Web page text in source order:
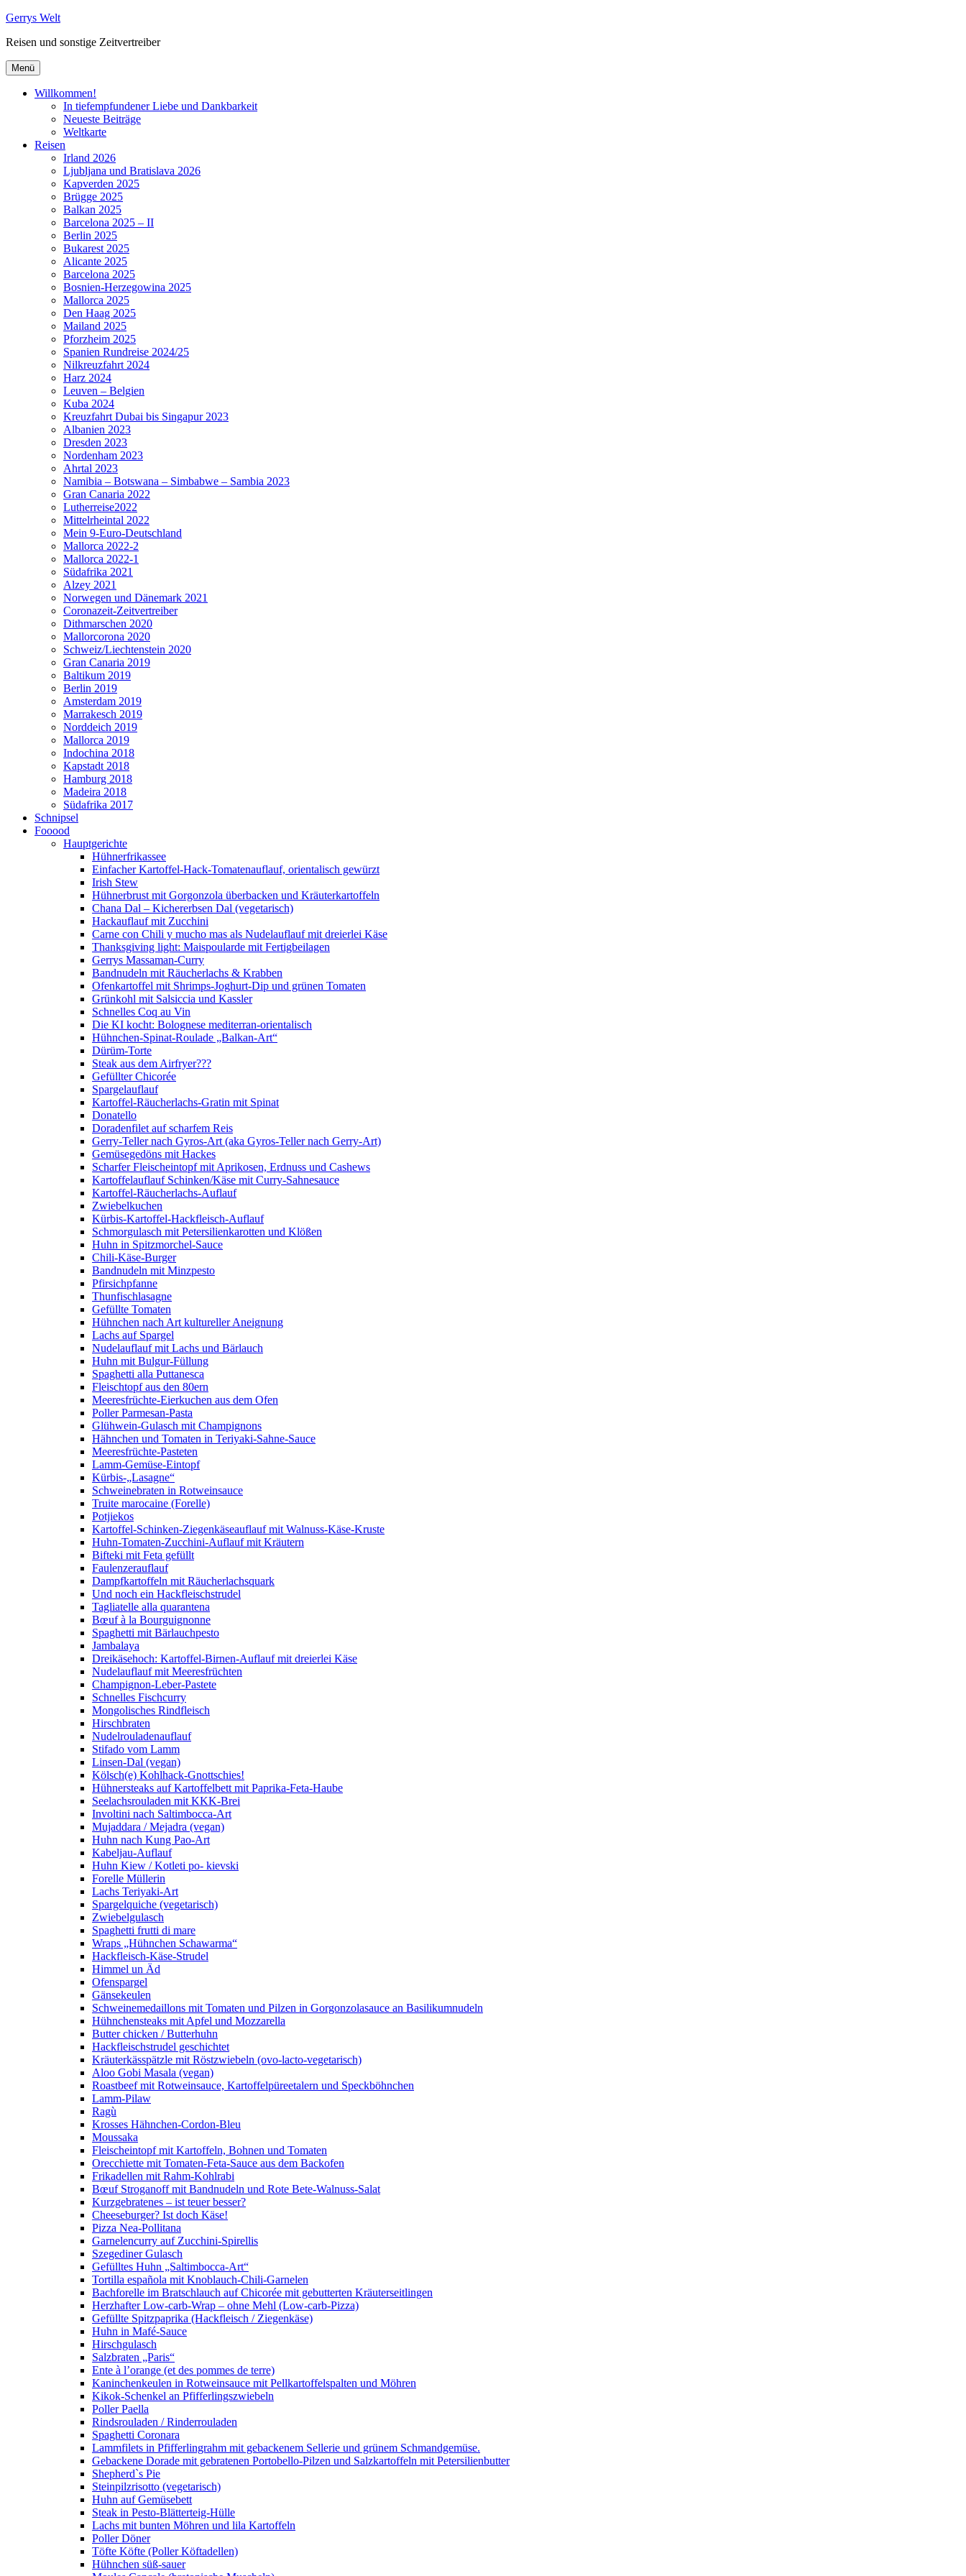
Zum
springen
Gerrys Welt
Reisen und sonstige Zeitvertreiber
Menü
Willkommen!
In tiefempfundener Liebe und Dankbarkeit
Neueste Beiträge
Weltkarte
Reisen
Irland 2026
Ljubljana und Bratislava 2026
Kapverden 2025
Brügge 2025
Balkan 2025
Barcelona 2025 – II
Berlin 2025
Bukarest 2025
Alicante 2025
Barcelona 2025
Bosnien-Herzegowina 2025
Mallorca 2025
Den Haag 2025
Mailand 2025
Pforzheim 2025
Spanien Rundreise 2024/25
Nilkreuzfahrt 2024
Harz 2024
Leuven – Belgien
Kuba 2024
Kreuzfahrt Dubai bis Singapur 2023
Albanien 2023
Dresden 2023
Nordenham 2023
Ahrtal 2023
Namibia – Botswana – Simbabwe – Sambia 2023
Gran Canaria 2022
Lutherreise2022
Mittelrheintal 2022
Mein 9-Euro-Deutschland
Mallorca 2022-2
Mallorca 2022-1
Südafrika 2021
Alzey 2021
Norwegen und Dänemark 2021
Coronazeit-Zeitvertreiber
Dithmarschen 2020
Mallorcorona 2020
Schweiz/Liechtenstein 2020
Gran Canaria 2019
Baltikum 2019
Berlin 2019
Amsterdam 2019
Marrakesch 2019
Norddeich 2019
Mallorca 2019
Indochina 2018
Kapstadt 2018
Hamburg 2018
Madeira 2018
Südafrika 2017
Schnipsel
Fooood
Hauptgerichte
Hühnerfrikassee
Einfacher Kartoffel-Hack-Tomatenauflauf, orientalisch gewürzt
Irish Stew
Hühnerbrust mit Gorgonzola überbacken und Kräuterkartoffeln
Chana Dal – Kichererbsen Dal (vegetarisch)
Hackauflauf mit Zucchini
Carne con Chili y mucho mas als Nudelauflauf mit dreierlei Käse
Thanksgiving light: Maispoularde mit Fertigbeilagen
Gerrys Massaman-Curry
Bandnudeln mit Räucherlachs & Krabben
Ofenkartoffel mit Shrimps-Joghurt-Dip und grünen Tomaten
Grünkohl mit Salsiccia und Kassler
Schnelles Coq au Vin
Die KI kocht: Bolognese mediterran-orientalisch
Hühnchen-Spinat-Roulade „Balkan-Art“
Dürüm-Torte
Steak aus dem Airfryer???
Gefüllter Chicorée
Spargelauflauf
Kartoffel-Räucherlachs-Gratin mit Spinat
Donatello
Doradenfilet auf scharfem Reis
Gerry-Teller nach Gyros-Art (aka Gyros-Teller nach Gerry-Art)
Gemüsegedöns mit Hackes
Scharfer Fleischeintopf mit Aprikosen, Erdnuss und Cashews
Kartoffelauflauf Schinken/Käse mit Curry-Sahnesauce
Kartoffel-Räucherlachs-Auflauf
Zwiebelkuchen
Kürbis-Kartoffel-Hackfleisch-Auflauf
Schmorgulasch mit Petersilienkarotten und Klößen
Huhn in Spitzmorchel-Sauce
Chili-Käse-Burger
Bandnudeln mit Minzpesto
Pfirsichpfanne
Thunfischlasagne
Gefüllte Tomaten
Hühnchen nach Art kultureller Aneignung
Lachs auf Spargel
Nudelauflauf mit Lachs und Bärlauch
Huhn mit Bulgur-Füllung
Spaghetti alla Puttanesca
Fleischtopf aus den 80ern
Meeresfrüchte-Eierkuchen aus dem Ofen
Poller Parmesan-Pasta
Glühwein-Gulasch mit Champignons
Hähnchen und Tomaten in Teriyaki-Sahne-Sauce
Meeresfrüchte-Pasteten
Lamm-Gemüse-Eintopf
Kürbis-„Lasagne“
Schweinebraten in Rotweinsauce
Truite marocaine (Forelle)
Potjiekos
Kartoffel-Schinken-Ziegenkäseauflauf mit Walnuss-Käse-Kruste
Huhn-Tomaten-Zucchini-Auflauf mit Kräutern
Bifteki mit Feta gefüllt
Faulenzerauflauf
Dampfkartoffeln mit Räucherlachsquark
Und noch ein Hackfleischstrudel
Tagliatelle alla quarantena
Bœuf à la Bourguignonne
Spaghetti mit Bärlauchpesto
Jambalaya
Dreikäsehoch: Kartoffel-Birnen-Auflauf mit dreierlei Käse
Nudelauflauf mit Meeresfrüchten
Champignon-Leber-Pastete
Schnelles Fischcurry
Mongolisches Rindfleisch
Hirschbraten
Nudelrouladenauflauf
Stifado vom Lamm
Linsen-Dal (vegan)
Kölsch(e) Kohlhack-Gnottschies!
Hühnersteaks auf Kartoffelbett mit Paprika-Feta-Haube
Seelachsrouladen mit KKK-Brei
Involtini nach Saltimbocca-Art
Mujaddara / Mejadra (vegan)
Huhn nach Kung Pao-Art
Kabeljau-Auflauf
Huhn Kiew / Kotleti po- kievski
Forelle Müllerin
Lachs Teriyaki-Art
Spargelquiche (vegetarisch)
Zwiebelgulasch
Spaghetti frutti di mare
Wraps „Hühnchen Schawarma“
Hackfleisch-Käse-Strudel
Himmel un Äd
Ofenspargel
Gänsekeulen
Schweinemedaillons mit Tomaten und Pilzen in Gorgonzolasauce an Basilikumnudeln
Hühnchensteaks mit Apfel und Mozzarella
Butter chicken / Butterhuhn
Hackfleischstrudel geschichtet
Kräuterkässpätzle mit Röstzwiebeln (ovo-lacto-vegetarisch)
Aloo Gobi Masala (vegan)
Roastbeef mit Rotweinsauce, Kartoffelpüreetalern und Speckböhnchen
Lamm-Pilaw
Ragù
Krosses Hähnchen-Cordon-Bleu
Moussaka
Fleischeintopf mit Kartoffeln, Bohnen und Tomaten
Orecchiette mit Tomaten-Feta-Sauce aus dem Backofen
Frikadellen mit Rahm-Kohlrabi
Bœuf Stroganoff mit Bandnudeln und Rote Bete-Walnuss-Salat
Kurzgebratenes – ist teuer besser?
Cheeseburger? Ist doch Käse!
Pizza Nea-Pollitana
Garnelencurry auf Zucchini-Spirellis
Szegediner Gulasch
Gefülltes Huhn „Saltimbocca-Art“
Tortilla española mit Knoblauch-Chili-Garnelen
Bachforelle im Bratschlauch auf Chicorée mit gebutterten Kräuterseitlingen
Herzhafter Low-carb-Wrap – ohne Mehl (Low-carb-Pizza)
Gefüllte Spitzpaprika (Hackfleisch / Ziegenkäse)
Huhn in Mafé-Sauce
Hirschgulasch
Salzbraten „Paris“
Ente à l’orange (et des pommes de terre)
Kaninchenkeulen in Rotweinsauce mit Pellkartoffelspalten und Möhren
Kikok-Schenkel an Pfifferlingszwiebeln
Poller Paella
Rindsrouladen / Rinderrouladen
Spaghetti Coronara
Lammfilets in Pfifferlingrahm mit gebackenem Sellerie und grünem Schmandgemüse.
Gebackene Dorade mit gebratenen Portobello-Pilzen und Salzkartoffeln mit Petersilienbutter
Shepherd`s Pie
Steinpilzrisotto (vegetarisch)
Huhn auf Gemüsebett
Steak in Pesto-Blätterteig-Hülle
Lachs mit bunten Möhren und lila Kartoffeln
Poller Döner
Töfte Köfte (Poller Köftadellen)
Hühnchen süß-sauer